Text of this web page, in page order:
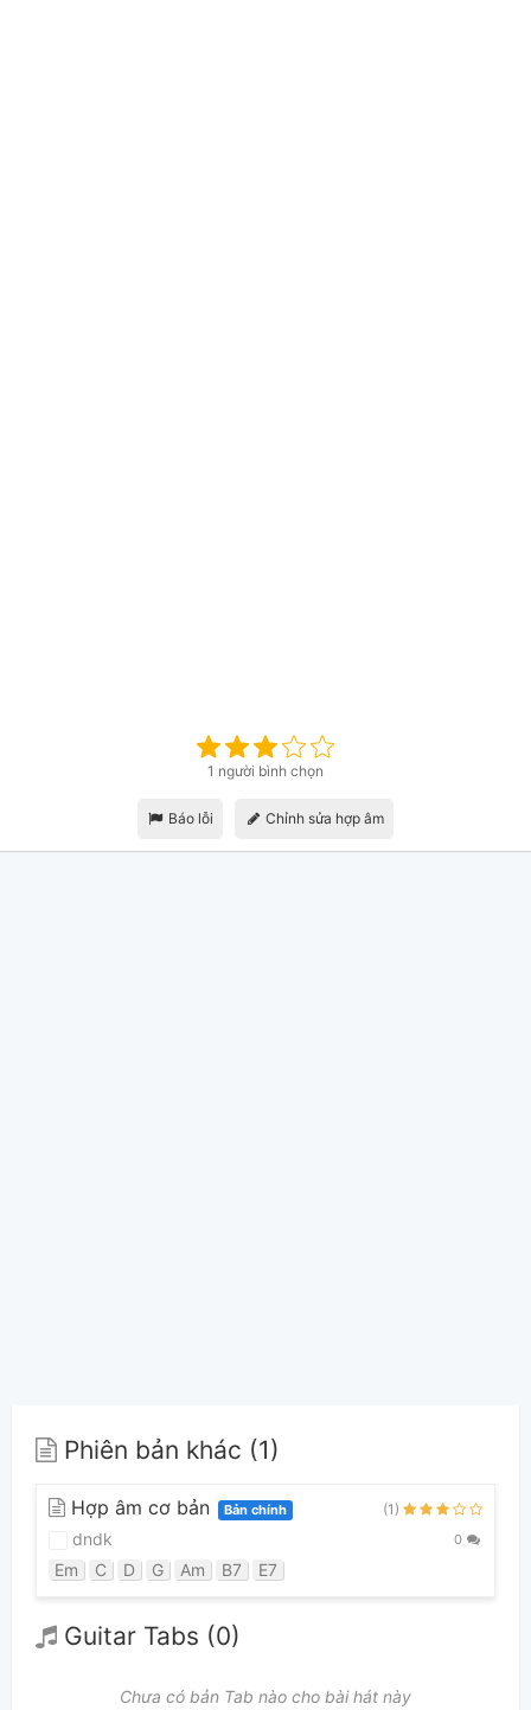
1 người bình chọn
Báo lỗi Chỉnh sửa hợp âm
Phiên bản khác (1)
Hợp âm cơ bản Bản chính (1)
dndk 0
Em C D G Am B7 E7
Guitar Tabs (0)
Chưa có bản Tab nào cho bài hát này